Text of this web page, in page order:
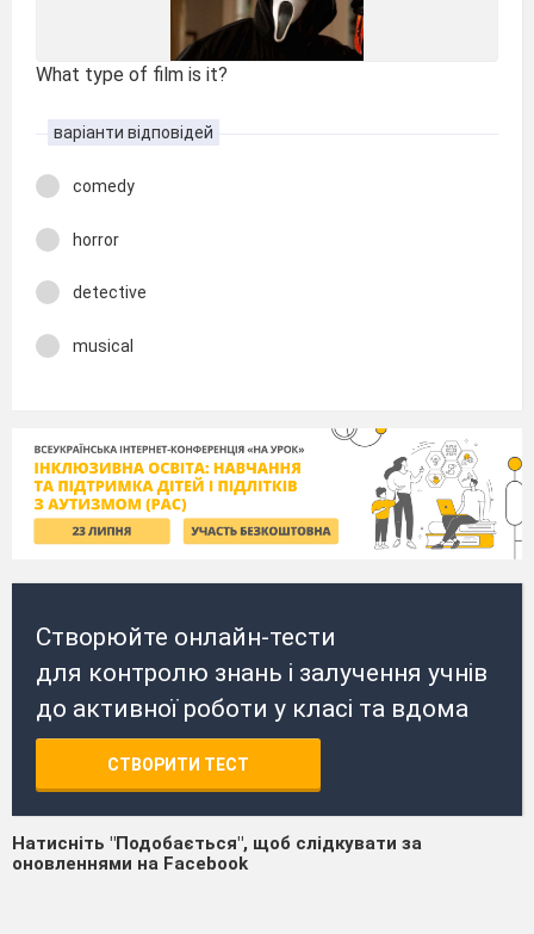
What type of film is it?
варіанти відповідей
comedy
horror
detective
musical
Створюйте онлайн-тести
для контролю знань і залучення учнів
до активної роботи у класі та вдома
СТВОРИТИ ТЕСТ
Натисніть "Подобається", щоб слідкувати за
оновленнями на Facebook